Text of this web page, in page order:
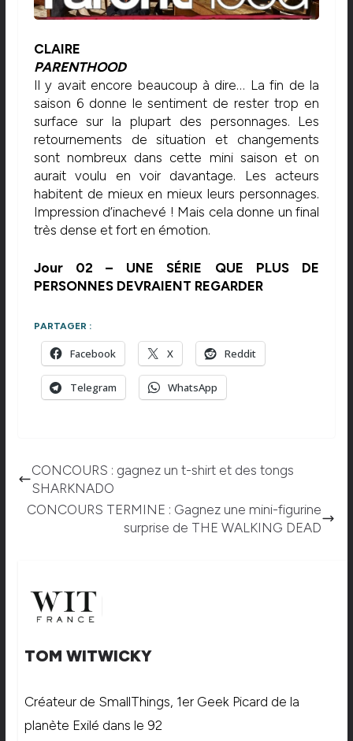
CLAIRE
PARENTHOOD
Il y avait encore beaucoup à dire… La fin de la
saison 6 donne le sentiment de rester trop en
surface sur la plupart des personnages. Les
retournements de situation et changements
sont nombreux dans cette mini saison et on
aurait voulu en voir davantage. Les acteurs
habitent de mieux en mieux leurs personnages.
Impression d’inachevé ! Mais cela donne un final
très dense et fort en émotion.
Jour 02 – UNE SÉRIE QUE PLUS DE
PERSONNES DEVRAIENT REGARDER
PARTAGER :
Facebook X Reddit
Telegram WhatsApp
CONCOURS : gagnez un t-shirt et des tongs
SHARKNADO
CONCOURS TERMINE : Gagnez une mini-figurine
surprise de THE WALKING DEAD
TOM WITWICKY
Créateur de SmallThings, 1er Geek Picard de la
planète Exilé dans le 92